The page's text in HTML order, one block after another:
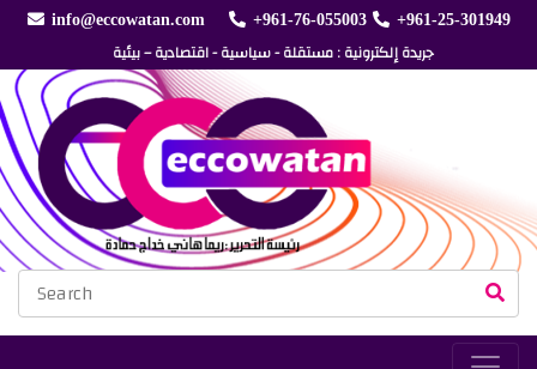
info@eccowatan.com +961-76-055003 +961-25-301949
جريدة إلكترونية : مستقلة - سياسية - اقتصادية – بيئية